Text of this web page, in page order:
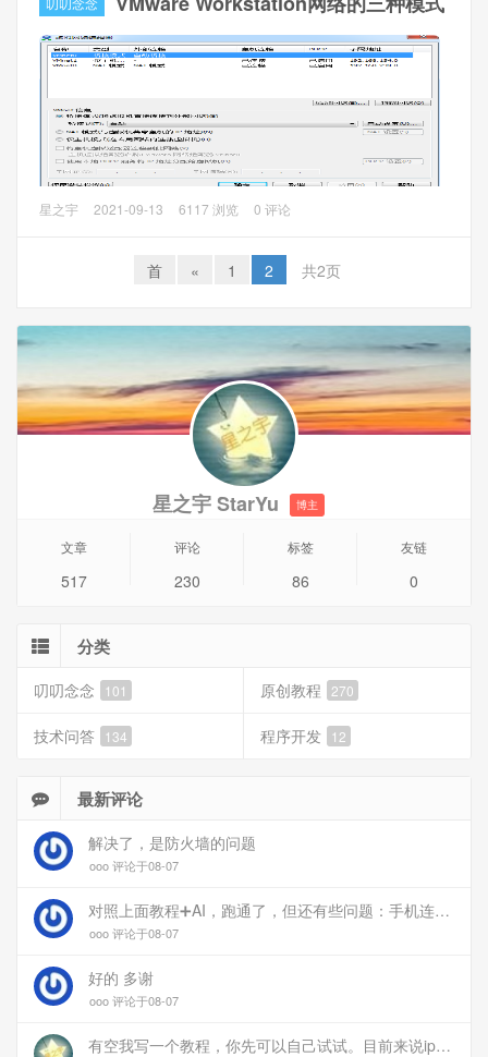
操作方法
1、选择你要进入BIOS的虚拟机，打开选项卡，我这里是
Windows7，然后点击菜单栏的虚拟机 -> 电源 -> 打开电源
时进入固件
2、进入到BIOS界面后，通过方向键切换到Boot选项卡，通
过+和-调整启动顺序，完成后按F10键保存。
VMware Workstation 提供了三种网络工作模式：
（2）、NAT（网络地址转换模式，VMnet8）
（3）、Host-Only（仅主机模式，VMnet1）
1、桥接模式
实体网卡相当于一个虚拟交换机VMnet0，主机和虚拟机同时
连接到这个虚拟交换机上，主机和虚拟机是同等的，IP地址
是从外部路由器分配。
星之宇 2021-09-13 6117 浏览 0 评论
首 « 1 2 共2页
星之宇 StarYu 博主
文章
517
评论
230
标签
86
友链
0
分类
叨叨念念 101 原创教程 270
技术问答 134 程序开发 12
最新评论
解决了，是防火墙的问题
ooo 评论于08-07
对照上面教程➕AI，跑通了，但还有些问题：手机连上vpn后，部分家里内网的服务能访问（内网的Debian服务器可以），部分不能(routeros网页），不知道问题出在哪
ooo 评论于08-07
好的 多谢
ooo 评论于08-07
有空我写一个教程，你先可以自己试试。目前来说ipv6应该没问题的。